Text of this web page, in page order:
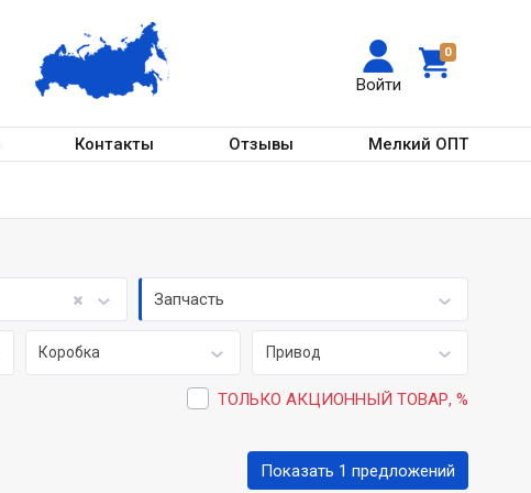
0
Войти
Контакты Отзывы Мелкий ОПТ
Запчасть
Коробка Привод
ТОЛЬКО АКЦИОННЫЙ ТОВАР, %
Показать 1 предложений